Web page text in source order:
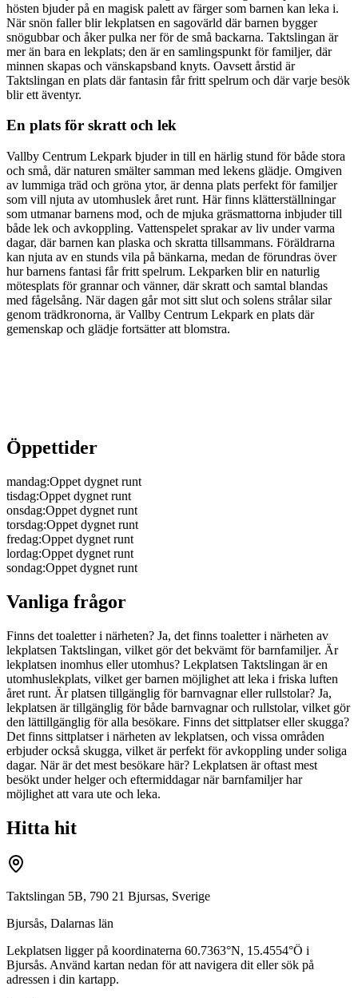
hösten bjuder på en magisk palett av färger som barnen kan leka i.
När snön faller blir lekplatsen en sagovärld där barnen bygger
snögubbar och åker pulka ner för de små backarna. Taktslingan är
mer än bara en lekplats; den är en samlingspunkt för familjer, där
minnen skapas och vänskapsband knyts. Oavsett årstid är
Taktslingan en plats där fantasin får fritt spelrum och där varje besök
blir ett äventyr.
En plats för skratt och lek
Vallby Centrum Lekpark bjuder in till en härlig stund för både stora
och små, där naturen smälter samman med lekens glädje. Omgiven
av lummiga träd och gröna ytor, är denna plats perfekt för familjer
som vill njuta av utomhuslek året runt. Här finns klätterställningar
som utmanar barnens mod, och de mjuka gräsmattorna inbjuder till
både lek och avkoppling. Vattenspelet sprakar av liv under varma
dagar, där barnen kan plaska och skratta tillsammans. Föräldrarna
kan njuta av en stunds vila på bänkarna, medan de förundras över
hur barnens fantasi får fritt spelrum. Lekparken blir en naturlig
mötesplats för grannar och vänner, där skratt och samtal blandas
med fågelsång. När dagen går mot sitt slut och solens strålar silar
genom trädkronorna, är Vallby Centrum Lekpark en plats där
gemenskap och glädje fortsätter att blomstra.
Öppettider
mandag:Oppet dygnet runt
tisdag:Oppet dygnet runt
onsdag:Oppet dygnet runt
torsdag:Oppet dygnet runt
fredag:Oppet dygnet runt
lordag:Oppet dygnet runt
sondag:Oppet dygnet runt
Vanliga frågor
Finns det toaletter i närheten? Ja, det finns toaletter i närheten av
lekplatsen Taktslingan, vilket gör det bekvämt för barnfamiljer. Är
lekplatsen inomhus eller utomhus? Lekplatsen Taktslingan är en
utomhuslekplats, vilket ger barnen möjlighet att leka i friska luften
året runt. Är platsen tillgänglig för barnvagnar eller rullstolar? Ja,
lekplatsen är tillgänglig för både barnvagnar och rullstolar, vilket gör
den lättillgänglig för alla besökare. Finns det sittplatser eller skugga?
Det finns sittplatser i närheten av lekplatsen, och vissa områden
erbjuder också skugga, vilket är perfekt för avkoppling under soliga
dagar. När är det mest besökare här? Lekplatsen är oftast mest
besökt under helger och eftermiddagar när barnfamiljer har
möjlighet att vara ute och leka.
Hitta hit
Taktslingan 5B, 790 21 Bjursas, Sverige
Bjursås, Dalarnas län
Lekplatsen ligger på koordinaterna 60.7363°N, 15.4554°Ö i
Bjursås. Använd kartan nedan för att navigera dit eller sök på
adressen i din kartapp.